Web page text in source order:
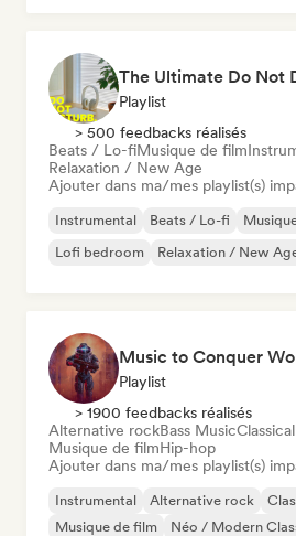
Playlist
> 500 feedbacks réalisés
Beats / Lo-fiMusique de film
Relaxation / New Age
Ajouter dans ma/mes playlist(s)
Instrumental Beats / Lo-fi
Lofi bedroom
Relaxation / New
Playlist
> 1900 feedbacks réalisés
Alternative rockBass Music
Musique de filmHip-hop
Ajouter dans ma/mes playlist(s)
Instrumental Alternative rock
Musique de film
Néo / Modern